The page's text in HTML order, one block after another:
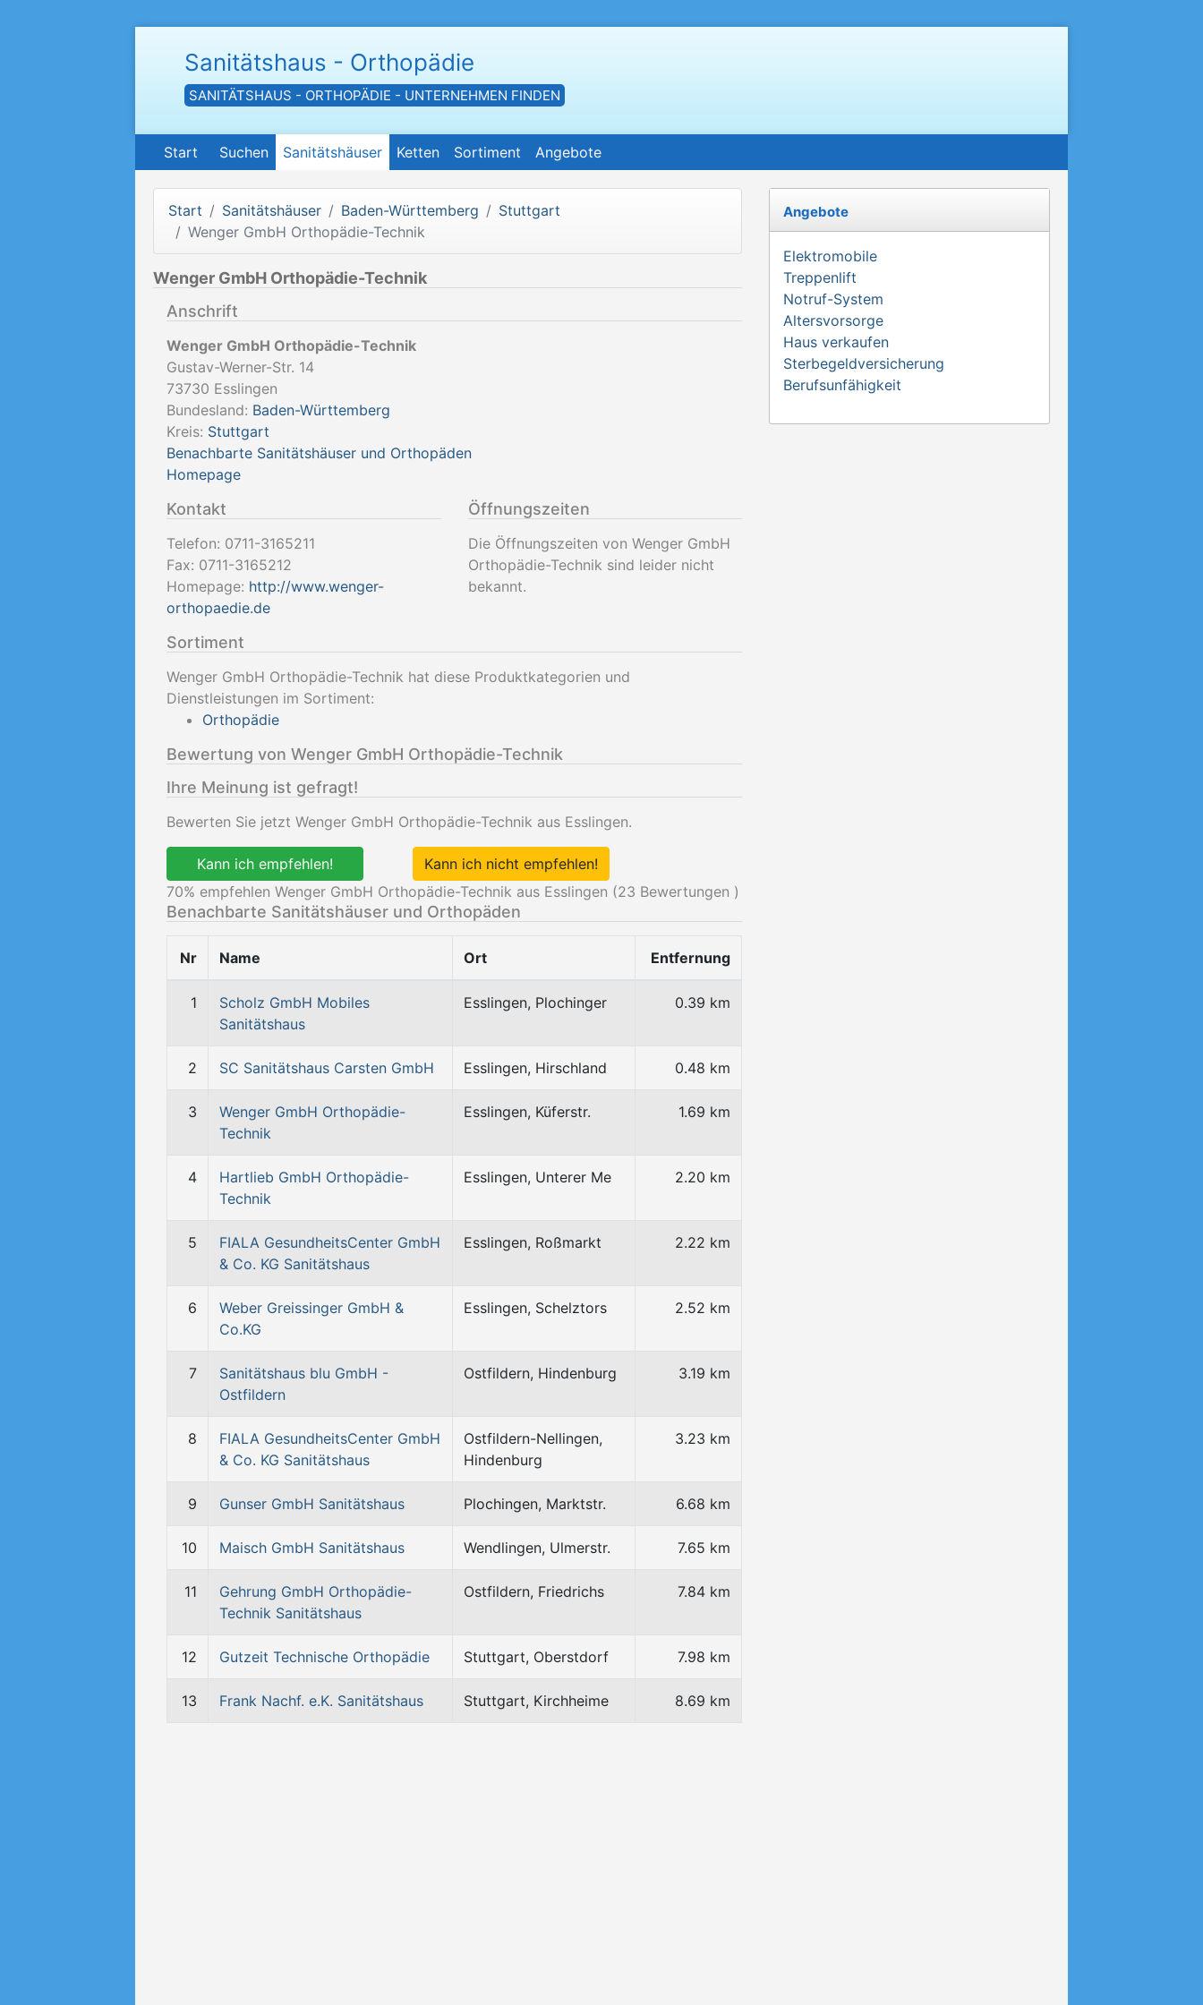
Sanitätshaus - Orthopädie
SANITÄTSHAUS - ORTHOPÄDIE - UNTERNEHMEN FINDEN
Start Suchen Sanitätshäuser Ketten Sortiment Angebote
Start Sanitätshäuser Baden-Württemberg
Stuttgart
Wenger GmbH Orthopädie-Technik
Wenger GmbH Orthopädie-Technik
Anschrift
Wenger GmbH Orthopädie-Technik
Gustav-Werner-Str. 14
73730 Esslingen
Bundesland: Baden-Württemberg
Kreis: Stuttgart
Benachbarte Sanitätshäuser und Orthopäden
Homepage
Kontakt
Telefon: 0711-3165211
Fax: 0711-3165212
Homepage: http://www.wenger-
orthopaedie.de
Öffnungszeiten
Die Öffnungszeiten von Wenger GmbH
Orthopädie-Technik sind leider nicht
bekannt.
Sortiment
Wenger GmbH Orthopädie-Technik hat diese Produktkategorien und
Dienstleistungen im Sortiment:
Orthopädie
Bewertung von Wenger GmbH Orthopädie-Technik
Ihre Meinung ist gefragt!
Bewerten Sie jetzt Wenger GmbH Orthopädie-Technik aus Esslingen.
Kann ich empfehlen!
Kann ich nicht empfehlen!
70% empfehlen Wenger GmbH Orthopädie-Technik aus Esslingen (23 Bewertungen )
Benachbarte Sanitätshäuser und Orthopäden
Nr Name Ort Entfernung
1
Scholz GmbH Mobiles
Sanitätshaus
Esslingen, Plochinger 0.39 km
2 SC Sanitätshaus Carsten GmbH Esslingen, Hirschland 0.48 km
3
Wenger GmbH Orthopädie-
Technik
Esslingen, Küferstr. 1.69 km
4
Hartlieb GmbH Orthopädie-
Technik
Esslingen, Unterer Me 2.20 km
5
FIALA GesundheitsCenter GmbH
& Co. KG Sanitätshaus
Esslingen, Roßmarkt 2.22 km
6
Weber Greissinger GmbH &
Co.KG
Esslingen, Schelztors 2.52 km
7
Sanitätshaus blu GmbH -
Ostfildern
Ostfildern, Hindenburg 3.19 km
8
FIALA GesundheitsCenter GmbH
& Co. KG Sanitätshaus
Ostfildern-Nellingen,
Hindenburg
3.23 km
9 Gunser GmbH Sanitätshaus Plochingen, Marktstr. 6.68 km
10 Maisch GmbH Sanitätshaus Wendlingen, Ulmerstr. 7.65 km
11
Gehrung GmbH Orthopädie-
Technik Sanitätshaus
Ostfildern, Friedrichs 7.84 km
12 Gutzeit Technische Orthopädie Stuttgart, Oberstdorf 7.98 km
13 Frank Nachf. e.K. Sanitätshaus Stuttgart, Kirchheime 8.69 km
Angebote
Elektromobile
Treppenlift
Notruf-System
Altersvorsorge
Haus verkaufen
Sterbegeldversicherung
Berufsunfähigkeit